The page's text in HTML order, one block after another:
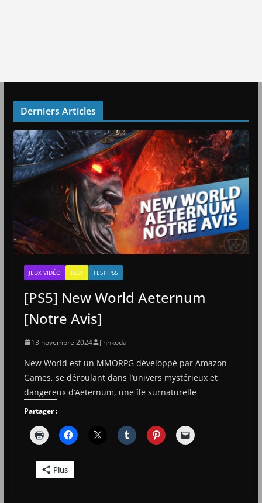
Derniers Articles
JEUX VIDÉO TEST TEST PS5
[PS5] New World Aeternum
[Notre Avis]
13 novembre 2024 Jihnkoda
New World est un MMORPG développé par Amazon
Games, se déroulant dans l’univers mystérieux et
dangereux d’Aeternum, une île surnaturelle
Partager :
Plus